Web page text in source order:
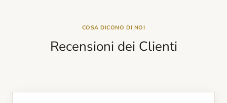
COSA DICONO DI NOI
Recensioni dei Clienti